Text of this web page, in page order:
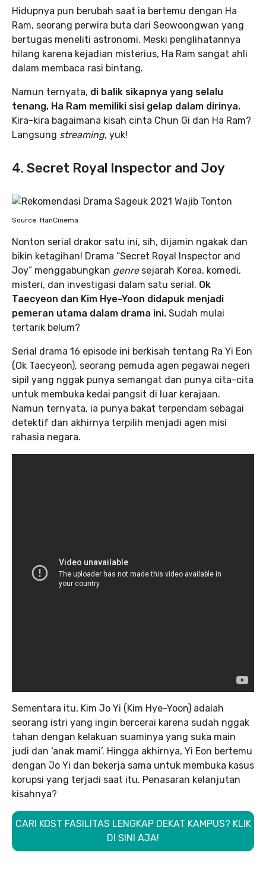
Hidupnya pun berubah saat ia bertemu dengan Ha
Ram, seorang perwira buta dari Seowoongwan yang
bertugas meneliti astronomi. Meski penglihatannya
hilang karena kejadian misterius, Ha Ram sangat ahli
dalam membaca rasi bintang.
Namun ternyata, di balik sikapnya yang selalu
tenang, Ha Ram memiliki sisi gelap dalam dirinya.
Kira-kira bagaimana kisah cinta Chun Gi dan Ha Ram?
Langsung streaming, yuk!
4. Secret Royal Inspector and Joy
Source: HanCinema
Nonton serial drakor satu ini, sih, dijamin ngakak dan
bikin ketagihan! Drama “Secret Royal Inspector and
Joy” menggabungkan genresejarah Korea, komedi,
misteri, dan investigasi dalam satu serial. Ok
Taecyeon dan Kim Hye-Yoon didapuk menjadi
pemeran utama dalam drama ini. Sudah mulai
tertarik belum?
Serial drama 16 episode ini berkisah tentang Ra Yi Eon
(Ok Taecyeon), seorang pemuda agen pegawai negeri
sipil yang nggak punya semangat dan punya cita-cita
untuk membuka kedai pangsit di luar kerajaan.
Namun ternyata, ia punya bakat terpendam sebagai
detektif dan akhirnya terpilih menjadi agen misi
rahasia negara.
Sementara itu, Kim Jo Yi (Kim Hye-Yoon) adalah
seorang istri yang ingin bercerai karena sudah nggak
tahan dengan kelakuan suaminya yang suka main
judi dan ‘anak mami’. Hingga akhirnya, Yi Eon bertemu
dengan Jo Yi dan bekerja sama untuk membuka kasus
korupsi yang terjadi saat itu. Penasaran kelanjutan
kisahnya?
CARI KOST FASILITAS LENGKAP DEKAT KAMPUS? KLIK
DI SINI AJA!